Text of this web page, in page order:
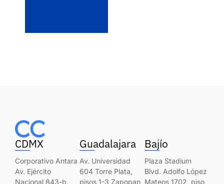
CDMX
Corporativo Antara
Av. Ejército
Nacional 843-b,
Guadalajara
Av. Universidad
604 Torre Plata,
pisos 1-3 Zapopan,
Bajío
Plaza Stadium
Blvd. Adolfo López
Mateos 1702, piso